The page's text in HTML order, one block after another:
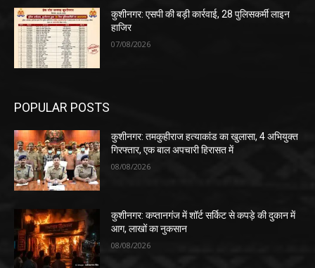
कुशीनगर: एसपी की बड़ी कार्रवाई, 28 पुलिसकर्मी लाइन
हाजिर
07/08/2026
POPULAR POSTS
कुशीनगर: तमकुहीराज हत्याकांड का खुलासा, 4 अभियुक्त
गिरफ्तार, एक बाल अपचारी हिरासत में
08/08/2026
कुशीनगर: कप्तानगंज में शॉर्ट सर्किट से कपड़े की दुकान में
आग, लाखों का नुकसान
08/08/2026